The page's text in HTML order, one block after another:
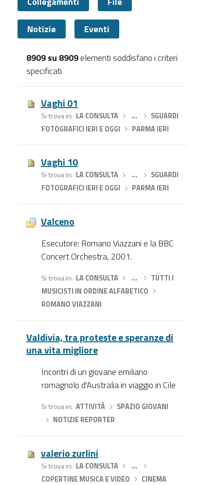
Notizie Eventi
8909 su 8909elementi soddisfano i criteri
specificati
Vaghi 01
Si trova in LA CONSULTA› …
SGUARDI
FOTOGRAFICI IERI E OGGI
PARMA IERI
Vaghi 10
Si trova in LA CONSULTA› …
SGUARDI
FOTOGRAFICI IERI E OGGI
PARMA IERI
Valceno
Esecutore: Romano Viazzani e la BBC
Concert Orchestra, 2001.
Si trova in LA CONSULTA› …
TUTTI I
MUSICISTI IN ORDINE ALFABETICO
ROMANO VIAZZANI
Valdivia, tra proteste e speranze di
una vita migliore
Incontri di un giovane emiliano
romagnolo d'Australia in viaggio in Cile
Si trova in ATTIVITÀ›
SPAZIO GIOVANI
NOTIZIE REPORTER
valerio zurlini
Si trova in LA CONSULTA› …
COPERTINE MUSICA E VIDEO
CINEMA